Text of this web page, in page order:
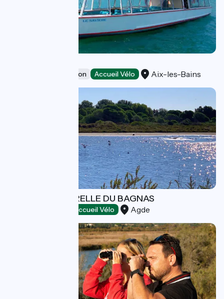
Leisure and recreation Accueil Vélo Aix-les-Bains
RÉSERVE NATURELLE DU BAGNAS
Accueil Vélo Agde